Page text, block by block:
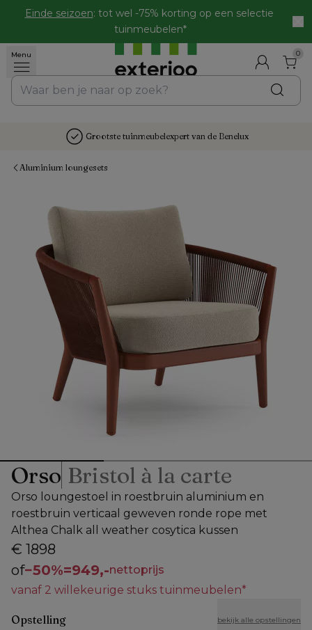
Einde seizoen: tot wel -75% korting op een selectie
tuinmeubelen*
Menu 0
Grootste tuinmeubelexpert van de Benelux
Aluminium loungesets
Orso Bristol à la carte
Orso loungestoel in roestbruin aluminium en
roestbruin verticaal geweven ronde rope met
Althea Chalk all weather cosytica kussen
€ 1898
of−50%=949,-nettoprijs
vanaf 2 willekeurige stuks tuinmeubelen*
Opstelling bekijk alle opstellingen